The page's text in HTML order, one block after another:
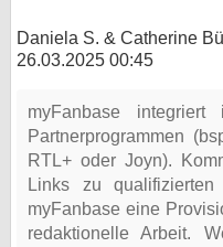
Daniela S. & Catherine
26.03.2025 00:45
myFanbase
Partnerprogrammen
RTL+ oder Joyn).
Links zu
myFanbase eine
redaktionelle Arbeit.